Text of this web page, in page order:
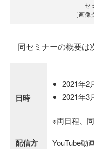
セ
［画
同セミナーの概要は
日時
2021年2
2021年3
※両日程、
配信方
YouTube動